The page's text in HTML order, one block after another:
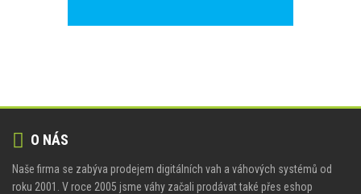
O NÁS
Naše firma se zabýva prodejem digitálních vah a váhových systémů od
roku 2001. V roce 2005 jsme váhy začali prodávat také přes eshop